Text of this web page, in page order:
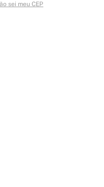
sei meu CEP